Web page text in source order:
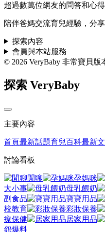
超過數萬位網友的問答和心
陪伴爸媽交流育兒經驗，分
探索內容
會員與本站服務
© 2026 VeryBaby 非常寶貝版
探索 VeryBaby
主要內容
首頁最新話題育兒百科最新
討論看板
閒聊 孕媽咪
大小事
母乳餵奶
副食品
寶寶用品
校教育
彩妝保養
療保健
居家用品
怨爆料